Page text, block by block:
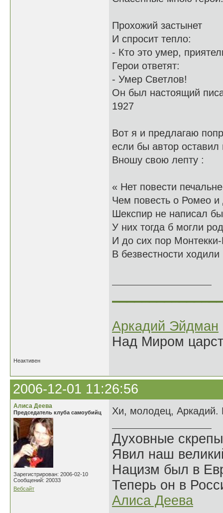
Прохожий застынет
И спросит тепло:
- Кто это умер,
Герои ответят:
- Умер Светлов!
Он был настоящий
1927
Вот я и предлагаю
если бы автор оставил
Вношу свою лепту :
« Нет повести
Чем повесть о Ромео и
Шекспир не написал бы
У них тогда б могли
И до сих пор Монтекки-
В безвестности
Аркадий Эйдман
Над Миром
Неактивен
2006-12-01 11:26:56
Алиса Деева
Председатель клуба самоубийц
Зарегистрирован: 2006-02-10
Сообщений: 20033
Вебсайт
Хи, молодец,
Духовные
Явил наш
Нацизм был в
Теперь он в
Алиса Деева